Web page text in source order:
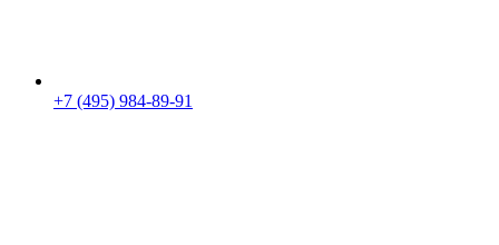
+7 (495) 984-89-91